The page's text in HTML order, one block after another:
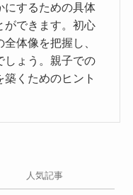
にするための具体
ができます。初心
体像を把握し、
しょう。親子での
くためのヒント
人気記事